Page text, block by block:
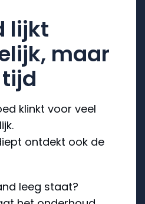
lijkt
maar
klinkt voor veel
ontdekt ook de
leeg staat?